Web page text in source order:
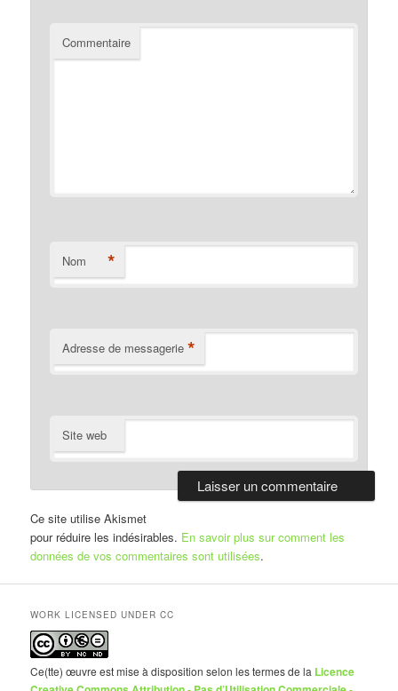
Commentaire
Nom *
Adresse de messagerie *
Site web
Ce site utilise Akismet
pour réduire les indésirables. En savoir plus sur comment les
données de vos commentaires sont utilisées.
WORK LICENSED UNDER CC
Ce(tte) œuvre est mise à disposition selon les termes de la Licence